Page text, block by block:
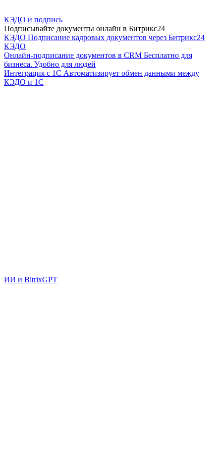
КЭДО и подпись
Подписывайте документы онлайн в Битрикс24
КЭДО Подписание кадровых документов через Битрикс24
КЭДО
Онлайн-подписание документов в CRM Бесплатно для
бизнеса. Удобно для людей
Интеграция с 1С Автоматизирует обмен данными между
КЭДО и 1С
ИИ и BitrixGPT